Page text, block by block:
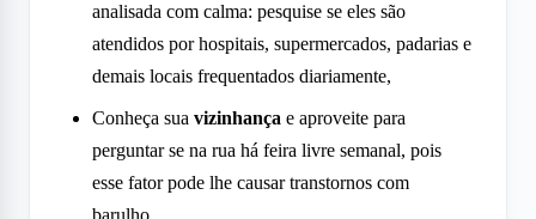
analisada com calma: pesquise se eles são
atendidos por hospitais, supermercados, padarias e
demais locais frequentados diariamente,
Conheça sua vizinhança e aproveite para
perguntar se na rua há feira livre semanal, pois
esse fator pode lhe causar transtornos com